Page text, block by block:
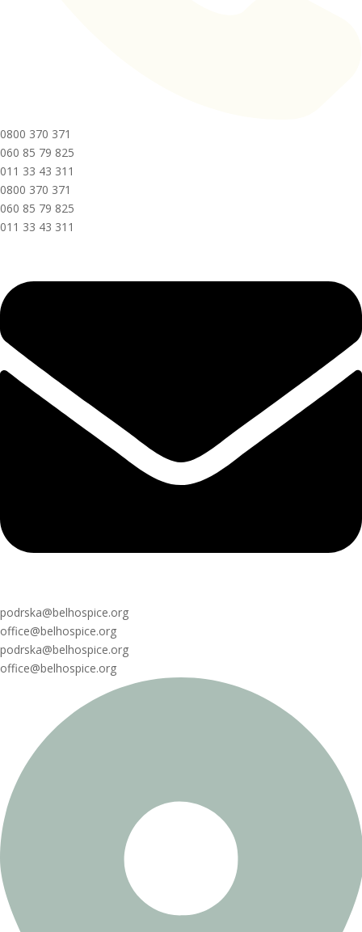
0800 370 371
060 85 79 825
011 33 43 311
0800 370 371
060 85 79 825
011 33 43 311
podrska@belhospice.org
office@belhospice.org
podrska@belhospice.org
office@belhospice.org